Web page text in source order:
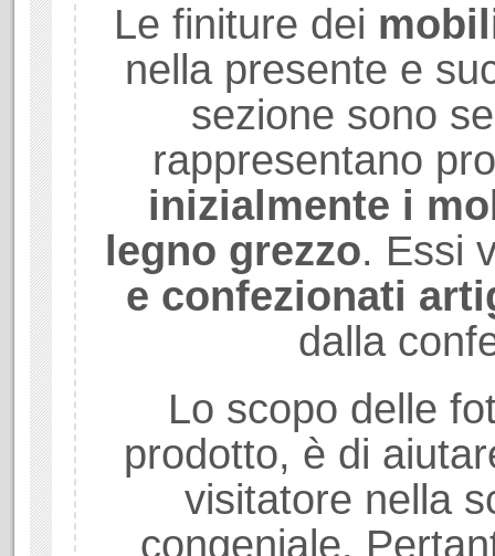
Le finiture dei
nella presente e
sezione sono
rappresentano
inizialmente i
legno grezzo. Essi
e confezionati
dalla
Lo scopo delle
prodotto, è di
visitatore nella
congeniale.